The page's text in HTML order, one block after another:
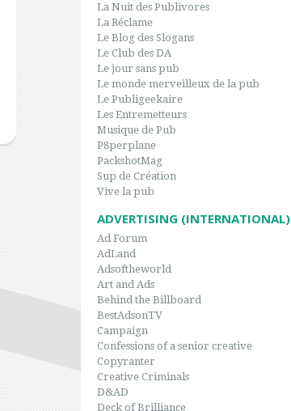
La Nuit des Publivores
La Réclame
Le Blog des Slogans
Le Club des DA
Le jour sans pub
Le monde merveilleux de la pub
Le Publigeekaire
Les Entremetteurs
Musique de Pub
P8perplane
PackshotMag
Sup de Création
Vive la pub
ADVERTISING (INTERNATIONAL)
Ad Forum
AdLand
Adsoftheworld
Art and Ads
Behind the Billboard
BestAdsonTV
Campaign
Confessions of a senior creative
Copyranter
Creative Criminals
D&AD
Deck of Brilliance